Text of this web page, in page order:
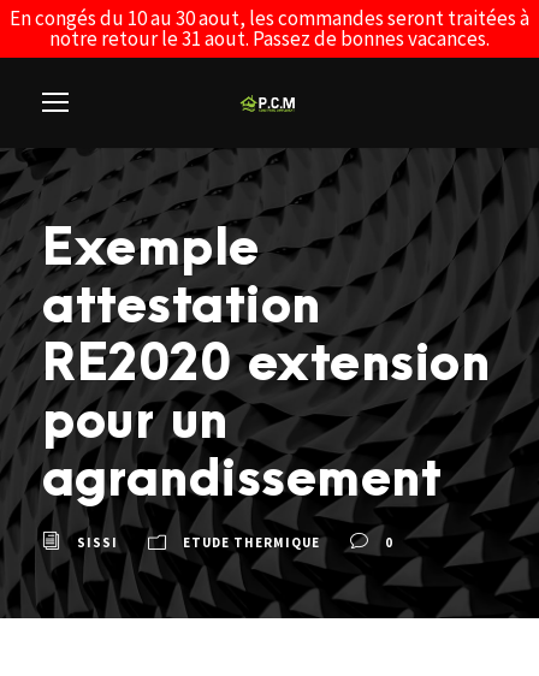
En congés du 10 au 30 aout, les commandes seront traitées à
notre retour le 31 aout. Passez de bonnes vacances.
Exemple
attestation
RE2020 extension
pour un
agrandissement
SISSI ETUDE THERMIQUE 0